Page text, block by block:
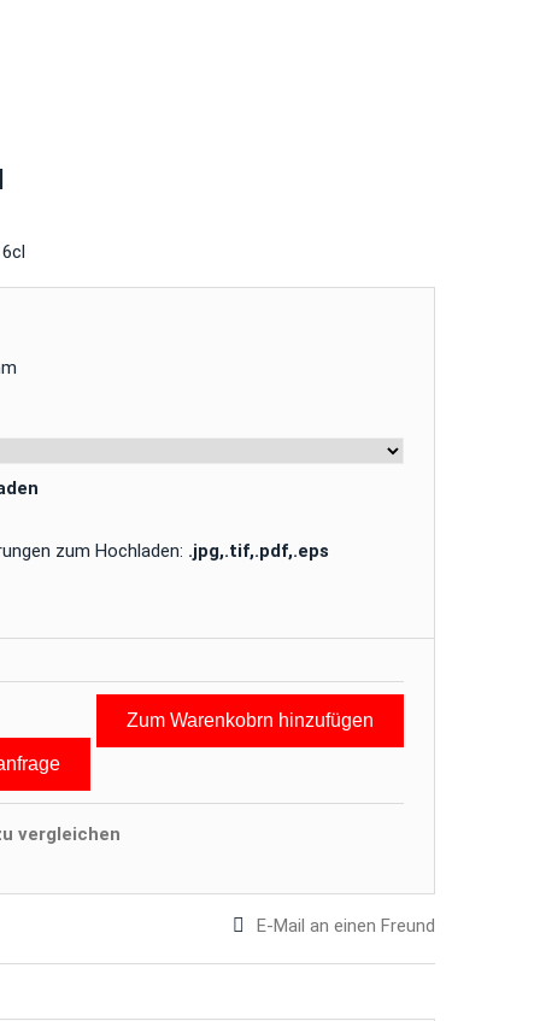
zum Hochladen: .jpg,.tif,.pdf,.eps
Zum Warenkobrn hinzufügen
vergleichen
E-Mail an einen Freund